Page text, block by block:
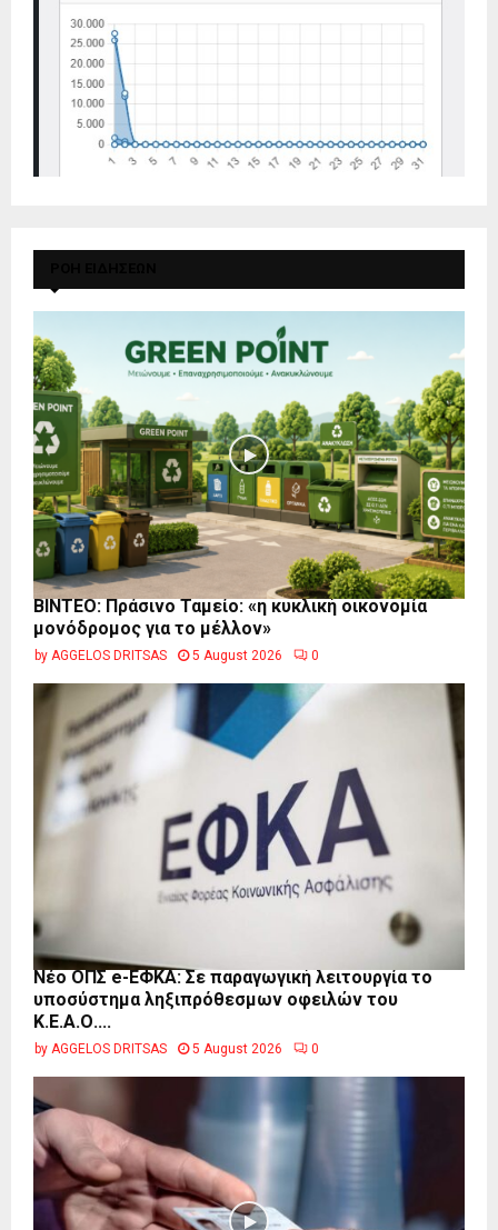
BINTEO: Πράσινο Ταμείο: «η κυκλική οικονομία
μονόδρομος για το μέλλον»
by AGGELOS DRITSAS 5 August 2026 0
Νέο ΟΠΣ e-ΕΦΚΑ: Σε παραγωγική λειτουργία το
υποσύστημα ληξιπρόθεσμων οφειλών του
Κ.Ε.Α.Ο....
by AGGELOS DRITSAS 5 August 2026 0